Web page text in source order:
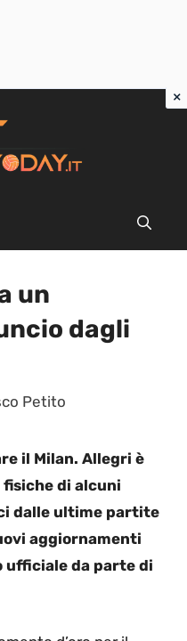
un
dagli
Petito
il Milan. Allegri è
fisiche di alcuni
dalle ultime partite
aggiornamenti
ufficiale da parte di